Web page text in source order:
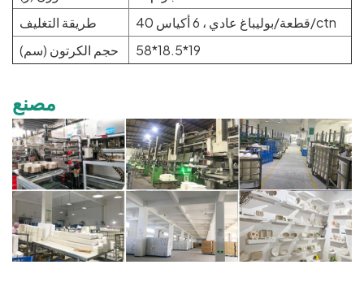
طريقة التغليف
40 قطعة/بوليباغ عادي ، 6 أكياس/ctn
حجم الكرتون (سم)
58*18.5*19
مصنع